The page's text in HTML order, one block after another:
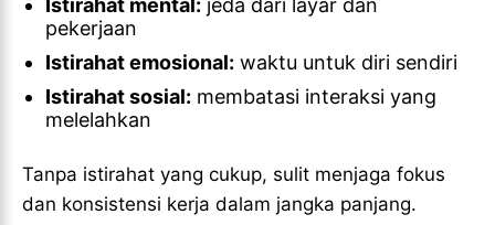
Istirahat mental: jeda dari layar dan
pekerjaan
Istirahat emosional: waktu untuk diri sendiri
Istirahat sosial: membatasi interaksi yang
melelahkan
Tanpa istirahat yang cukup, sulit menjaga fokus
dan konsistensi kerja dalam jangka panjang.